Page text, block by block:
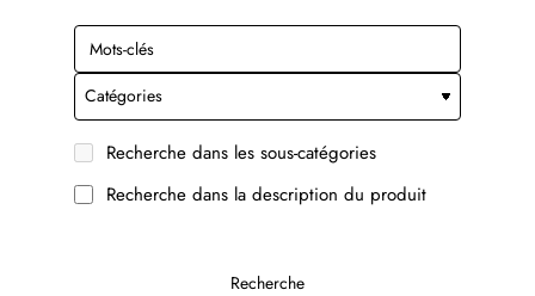
Recherche dans les sous-catégories
Recherche dans la description du produit
Recherche